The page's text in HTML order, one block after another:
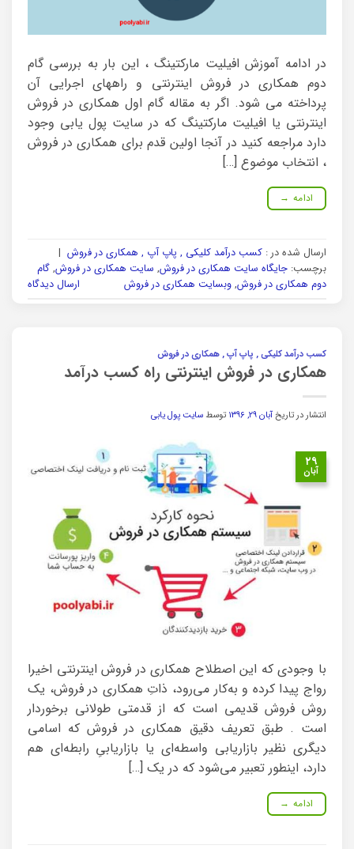
در ادامه آموزش افیلیت مارکتینگ ، این بار به بررسی گام
دوم همکاری در فروش اینترنتی و راههای اجرایی آن
پرداخته می شود. اگر به مقاله گام اول همکاری در فروش
اینترنتی یا افیلیت مارکتینگ که در سایت پول یابی وجود
دارد مراجعه کنید در آنجا اولین قدم برای همکاری در فروش
، انتخاب موضوع […]
ادامه →
ارسال شده در : کسب درآمد کلیکی , پاپ آپ , همکاری در فروش |
برچسب: جایگاه سایت همکاری در فروش, سایت همکاری در فروش, گام
دوم همکاری در فروش, وبسایت همکاری در فروش ارسال دیدگاه
کسب درآمد کلیکی , پاپ آپ , همکاری در فروش
همکاری در فروش اینترنتی راه کسب درآمد
انتشار در تاریخآبان ۲۹, ۱۳۹۶ توسط سایت پول یابی
۲۹
آبان
با وجودی که این اصطلاح همکاری در فروش اینترنتی اخیرا
رواج پیدا کرده و به‌کار می‌رود، ذاتِ همکاری در فروش، یک
روش فروش قدیمی است که از قدمتی طولانی برخوردار
است . طبق تعریف دقیق همکاری در فروش که اسامی
دیگری نظیر بازاریابی واسطه‌ای یا بازاریابیِ رابطه‌ای هم
دارد، اینطور تعبیر می‌شود که در یک […]
ادامه →